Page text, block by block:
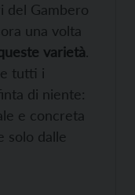
del Gambero
una volta
varietà.
tutti i
di niente:
e concreta
solo dalle